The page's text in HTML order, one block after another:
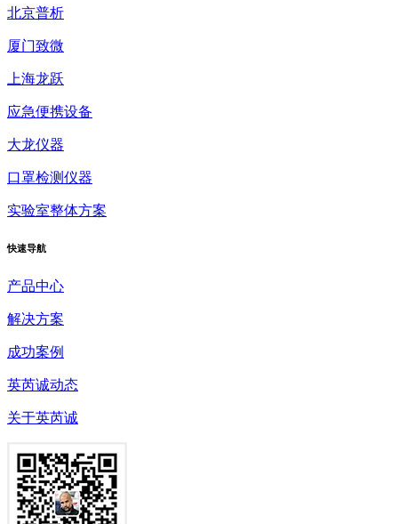
北京普析
厦门致微
上海龙跃
应急便携设备
大龙仪器
口罩检测仪器
实验室整体方案
快速导航
产品中心
解决方案
成功案例
英芮诚动态
关于英芮诚